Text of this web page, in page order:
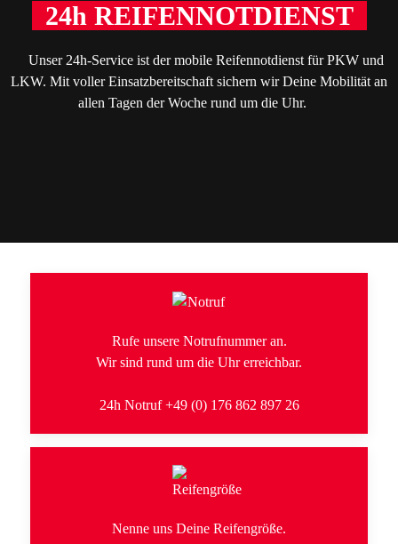
24h REIFENNOTDIENST
Unser 24h-Service ist der mobile Reifennotdienst für PKW und
LKW. Mit voller Einsatzbereitschaft sichern wir Deine Mobilität an
allen Tagen der Woche rund um die Uhr.
Rufe unsere Notrufnummer an.
Wir sind rund um die Uhr erreichbar.
24h Notruf +49 (0) 176 862 897 26
Nenne uns Deine Reifengröße.